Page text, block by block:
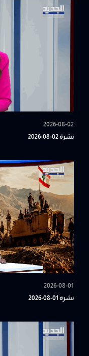
2026-08-02
نشرة 02-08-2026
2026-08-01
نشرة 01-08-2026